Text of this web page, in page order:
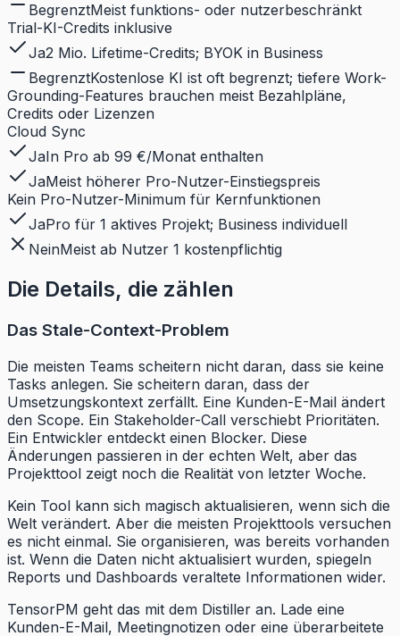
BegrenztMeist funktions- oder nutzerbeschränkt
Trial-KI-Credits inklusive
Ja2 Mio. Lifetime-Credits; BYOK in Business
BegrenztKostenlose KI ist oft begrenzt; tiefere Work-
Grounding-Features brauchen meist Bezahlpläne,
Credits oder Lizenzen
Cloud Sync
JaIn Pro ab 99 €/Monat enthalten
JaMeist höherer Pro-Nutzer-Einstiegspreis
Kein Pro-Nutzer-Minimum für Kernfunktionen
JaPro für 1 aktives Projekt; Business individuell
NeinMeist ab Nutzer 1 kostenpflichtig
Die Details, die zählen
Das Stale-Context-Problem
Die meisten Teams scheitern nicht daran, dass sie keine
Tasks anlegen. Sie scheitern daran, dass der
Umsetzungskontext zerfällt. Eine Kunden-E-Mail ändert
den Scope. Ein Stakeholder-Call verschiebt Prioritäten.
Ein Entwickler entdeckt einen Blocker. Diese
Änderungen passieren in der echten Welt, aber das
Projekttool zeigt noch die Realität von letzter Woche.
Kein Tool kann sich magisch aktualisieren, wenn sich die
Welt verändert. Aber die meisten Projekttools versuchen
es nicht einmal. Sie organisieren, was bereits vorhanden
ist. Wenn die Daten nicht aktualisiert wurden, spiegeln
Reports und Dashboards veraltete Informationen wider.
TensorPM geht das mit dem Distiller an. Lade eine
Kunden-E-Mail, Meetingnotizen oder eine überarbeitete